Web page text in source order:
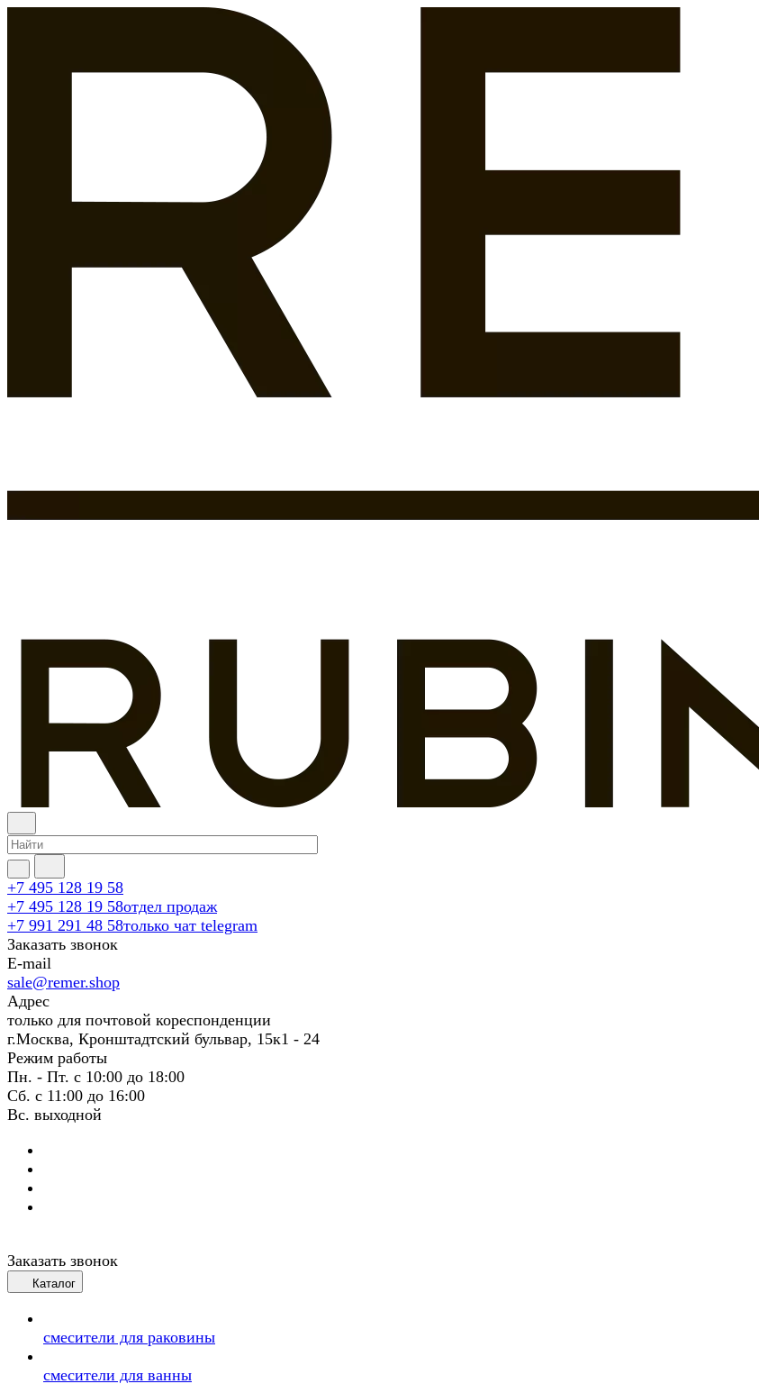
+7 495 128 19 58
+7 495 128 19 58отдел продаж
+7 991 291 48 58только чат telegram
Заказать звонок
E-mail
sale@remer.shop
Адрес
только для почтовой кореспонденции
г.Москва, Кронштадтский бульвар, 15к1 - 24
Режим работы
Пн. - Пт. с 10:00 до 18:00
Сб. с 11:00 до 16:00
Вс. выходной
Заказать звонок
Каталог
смесители для раковины
смесители для ванны